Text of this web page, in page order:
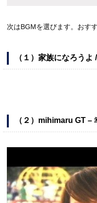
次はBGMを選びます。おす
（１）家族になろう
（２）mihimaru GT –